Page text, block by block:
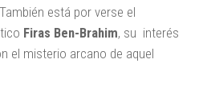
está por verse el
Firas Ben-Brahim, su interés
el misterio arcano de aquel